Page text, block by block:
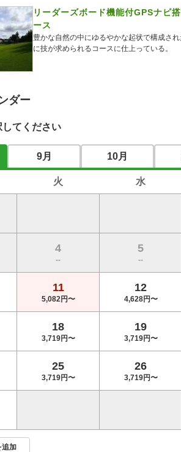
リーダーズボード機能付GPSナビ
ース
豊かな自然の中にゆるやかな起状で構成さ
に技が求められるコースに仕上っている。
ダー
てください
9月 10月
火 水
4
--
5
--
11
5,082円〜
12
4,628円〜
18
3,719円〜
19
3,719円〜
25
3,719円〜
26
3,719円〜
追加